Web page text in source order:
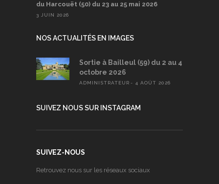
du Harcouët (50) du 23 au 25 mai 2026
3 JUIN 2026
NOS ACTUALITÉS EN IMAGES
Sortie à Bailleul (59) du 2 au 4
octobre 2026
ADMINISTRATEUR 4 AOÛT 2026
SUIVEZ NOUS SUR INSTAGRAM
SUIVEZ-NOUS
Retrouvez nous sur les réseaux sociaux